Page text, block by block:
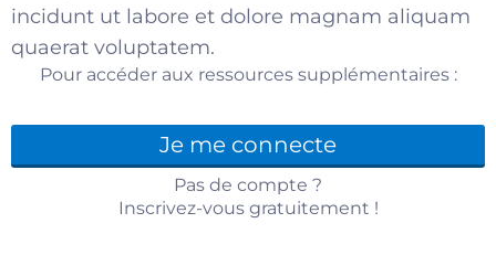
incidunt ut labore et dolore magnam aliquam
quaerat voluptatem.
Pour accéder aux ressources supplémentaires :
Je me connecte
Pas de compte ?
Inscrivez-vous gratuitement !